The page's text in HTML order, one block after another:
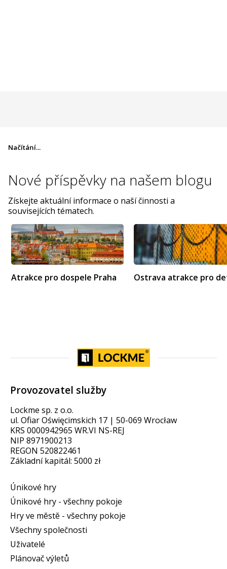
Načítání...
Nové příspěvky na našem blogu
Získejte aktuální informace o naší činnosti a
souvisejících tématech.
Atrakce pro dospele Praha Ostrava atrakce pro
Provozovatel služby
Lockme sp. z o.o.
ul. Ofiar Oświęcimskich 17 | 50-069 Wrocław
KRS 0000942965 WR.VI NS-REJ
NIP 8971900213
REGON 520822461
Základní kapitál: 5000 zł
Únikové hry
Únikové hry - všechny pokoje
Hry ve městě - všechny pokoje
Všechny společnosti
Uživatelé
Plánovač výletů